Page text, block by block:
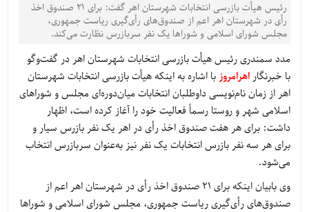
رئیس هیأت بازرسی انتخابات شهرستان اهر گفت: برای 21 صندوق اخذ
رأی در شهرستان اهر اعم از صندوق‌های رأی‌گیری ریاست جمهوری،
مجلس شورای اسلامی و شوراها یک نفر سربازرس نظارت می‌کند.
مدد سمندری رئیس هیأت بازرسی انتخابات شهرستان اهر در گفت‌وگو
با خبرنگاراهرامروز با اشاره به اینکه هیأت بازرسی انتخابات شهرستان
اهر از زمان نام‌نویسی داوطلبان انتخابات میان‌دوره‌ای مجلس و شوراهای
اسلامی شهر و روستا رسماً فعالیت خود را آغاز کرده است، اظهار
داشت: برای هر هفت صندوق اخذ رأی در اهر یک نفر بازرس سیار و
برای هر سه نفر بازرس انتخابات یک نفر نیز به‌عنوان سربازرس انتخاب
می‌شود.
وی بابیان اینکه برای 21 صندوق اخذ رأی در شهرستان اهر اعم از
صندوق‌های رأی‌گیری ریاست جمهوری، مجلس شورای اسلامی و شوراها